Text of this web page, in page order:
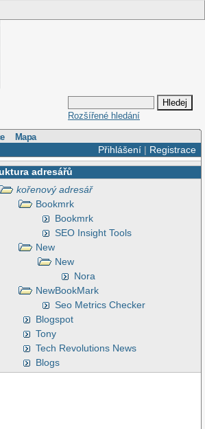
Rozšířené hledání
Mapa
Přihlášení| Registrace
adresářů
kořenový adresář
Bookmrk
Bookmrk
SEO Insight Tools
New
New
Nora
NewBookMark
Seo Metrics Checker
Blogspot
Tony
Tech Revolutions News
Blogs